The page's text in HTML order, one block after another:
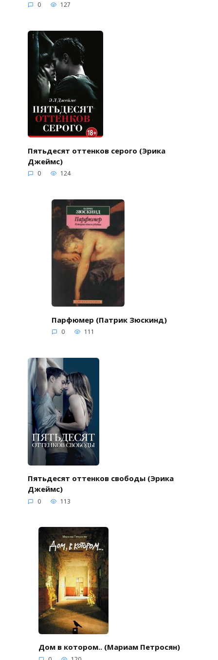
0 127
Пятьдесят оттенков серого (Эрика
Джеймс)
0 124
Парфюмер (Патрик Зюскинд)
0 111
Пятьдесят оттенков свободы (Эрика
Джеймс)
0 113
Дом в котором.. (Мариам Петросян)